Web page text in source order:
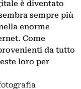
è diventato
sempre più
enorme
Come
da tutto
loro per